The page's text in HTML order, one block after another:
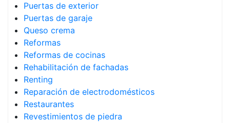
Puertas de exterior
Puertas de garaje
Queso crema
Reformas
Reformas de cocinas
Rehabilitación de fachadas
Renting
Reparación de electrodomésticos
Restaurantes
Revestimientos de piedra